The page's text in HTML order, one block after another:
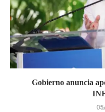
Gobierno anuncia